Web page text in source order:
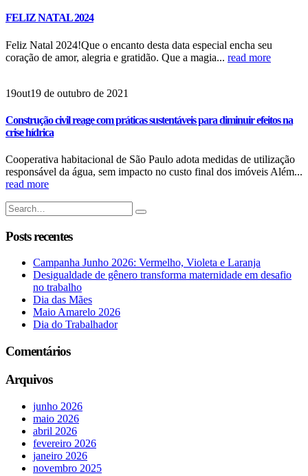
FELIZ NATAL 2024
Feliz Natal 2024!Que o encanto desta data especial encha seu
coração de amor, alegria e gratidão. Que a magia... read more
19out19 de outubro de 2021
Construção civil reage com práticas sustentáveis para diminuir efeitos na
crise hídrica
Cooperativa habitacional de São Paulo adota medidas de utilização
responsável da água, sem impacto no custo final dos imóveis Além...
read more
Posts recentes
Campanha Junho 2026: Vermelho, Violeta e Laranja
Desigualdade de gênero transforma maternidade em desafio
no trabalho
Dia das Mães
Maio Amarelo 2026
Dia do Trabalhador
Comentários
Arquivos
junho 2026
maio 2026
abril 2026
fevereiro 2026
janeiro 2026
novembro 2025